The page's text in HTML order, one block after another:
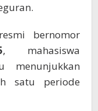
bernomor
, mahasiswa
menunjukkan
satu periode